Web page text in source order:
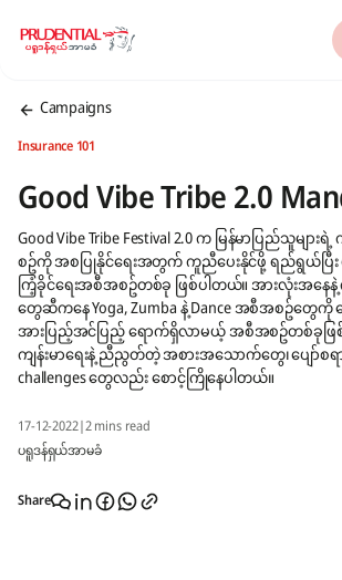
Campaigns
Insurance 101
Good Vibe Tribe 2.0
Good Vibe Tribe Festival 2.0 က မြန်မာပြည်သူများရဲ့
စဥ်ကို အစပြုနိုင်ရေးအတွက် ကူညီပေးနိုင်ဖို့ ရည်ရွယ်ပြီး
ကြံ့ခိုင်ရေးအစီအစဥ်တစ်ခု ဖြစ်ပါတယ်။ အားလုံးအနေနဲ့
တွေဆီကနေ Yoga, Zumba နဲ့ Dance အစီအစဥ်တွ
အားပြည့်အင်ပြည့် ရောက်ရှိလာမယ့် အစီအစဥ်တစ်ခုဖြ
ကျန်းမာ‌ရေးနဲ့ ညီညွတ်တဲ့ အစားအသောက်တွေ၊ ပျော်စ
challenges တွေလည်း စောင့်ကြိုနေပါတယ်။
17-12-2022|2 mins read
ပရူဒန်ရှယ်အာမခံ
Share